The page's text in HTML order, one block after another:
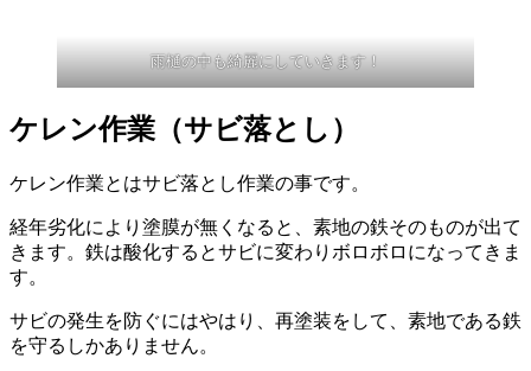
雨樋の中も綺麗にしていきます！
ケレン作業（サビ落とし）
ケレン作業とはサビ落とし作業の事です。
経年劣化により塗膜が無くなると、素地の鉄そのものが出て
きます。鉄は酸化するとサビに変わりボロボロになってきま
す。
サビの発生を防ぐにはやはり、再塗装をして、素地である鉄
を守るしかありません。